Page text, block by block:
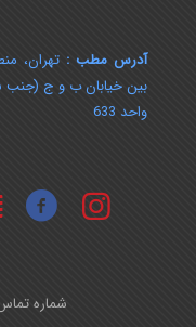
آدرس مطب : تهران،
بین خیابان ب و ج (جنب
واحد 633
شماره تماس با